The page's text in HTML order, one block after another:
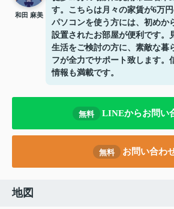
和田 麻美
す。こちらは月々の家賃が6万
パソコンを使う方には、初めか
設置されたお部屋が便利です。
生活をご検討の方に、素敵な暮
フが全力でサポート致します。
情報も満載です。
無料 LINEからお問い
無料 お問い合わ
地図